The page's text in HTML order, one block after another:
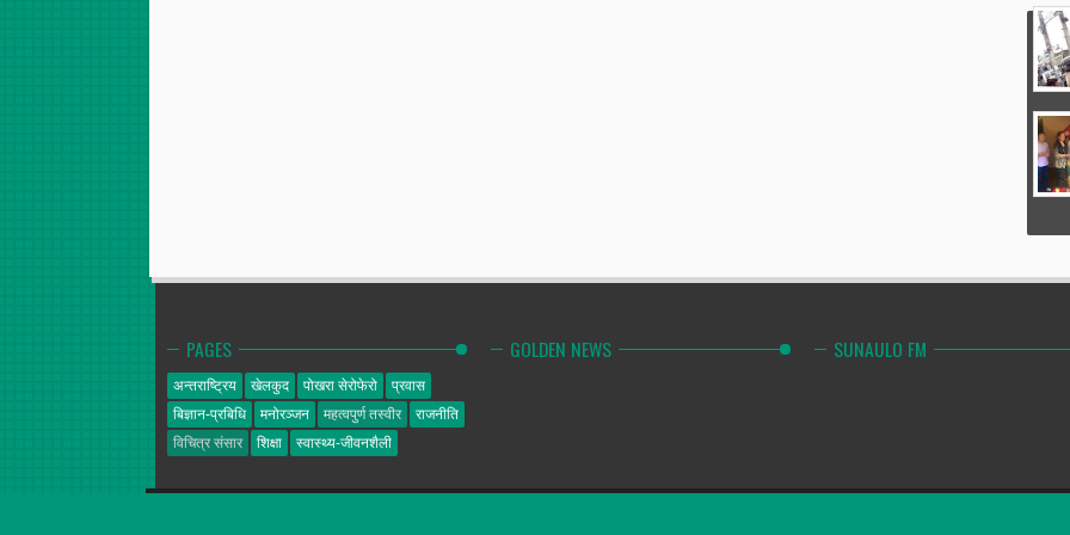
PAGES
अन्तराष्ट्रिय खेलकुद पोखरा सेरोफेरो
प्रवास
बिज्ञान-प्रबिधि
मनोरञ्जन महत्वपुर्ण तस्वीर
राजनीति
विचित्र संसार
शिक्षा स्वास्थ्य-जीवनशैली
GOLDEN NEWS SUNAULO FM